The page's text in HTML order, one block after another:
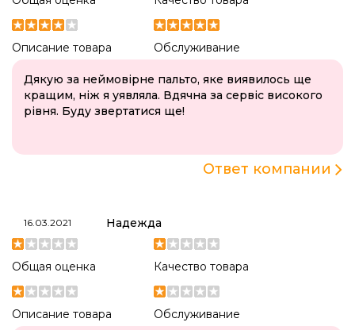
Описание товара Обслуживание
Дякую за неймовірне пальто, яке виявилось ще
кращим, ніж я уявляла. Вдячна за сервіс високого
рівня. Буду звертатися ще!
Ответ компании
16.03.2021 Надежда
Общая оценка Качество товара
Описание товара Обслуживание